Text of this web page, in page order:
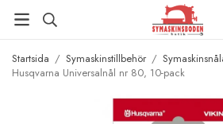
Startsida / Symaskinstillbehör /
Husqvarna Universalnål nr 80, 10-pack